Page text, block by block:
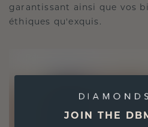
garantissant ainsi que vos
éthiques qu'exquis.
JOIN THE